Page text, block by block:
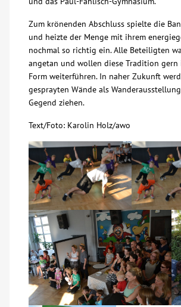
Zum krönenden Abschluss spielte die
und heizte der Menge mit ihrem
nochmal so richtig ein. Alle Beteiligten
angetan und wollen diese Tradition
Form weiterführen. In naher Zukunft
gesprayten Wände als
Gegend ziehen.
Text/Foto: Karolin Holz/awo